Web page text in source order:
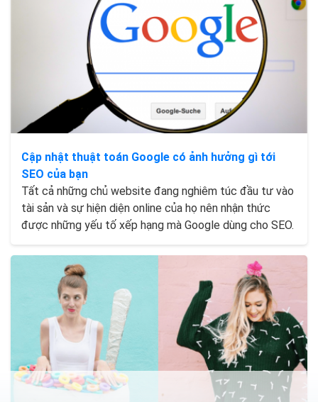
Cập nhật thuật toán Google có ảnh hưởng gì tới
SEO của bạn
Tất cả những chủ website đang nghiêm túc đầu tư vào
tài sản và sự hiện diện online của họ nên nhận thức
được những yếu tố xếp hạng mà Google dùng cho SEO.